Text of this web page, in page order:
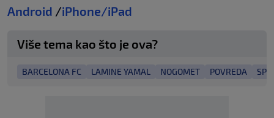
Android /iPhone/iPad
Više tema kao što je ova?
BARCELONA FC LAMINE YAMAL NOGOMET POVREDA